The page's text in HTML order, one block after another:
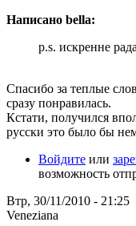
Написано bella:
p.s. искренне
Спасибо за теплые
сразу понравилась.
Кстати, получился
русски это было бы
Войдите или
возможность
Втр, 30/11/2010 - 21:25
Veneziana